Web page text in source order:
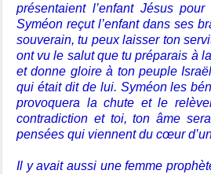
présentaient l’enfant Jésus
Syméon reçut l’enfant dans ses
souverain, tu peux laisser ton
ont vu le salut que tu préparais à
et donne gloire à ton peuple
qui était dit de lui. Syméon les
provoquera la chute et le
contradiction et toi, ton âme
pensées qui viennent du cœur
Il y avait aussi une femme